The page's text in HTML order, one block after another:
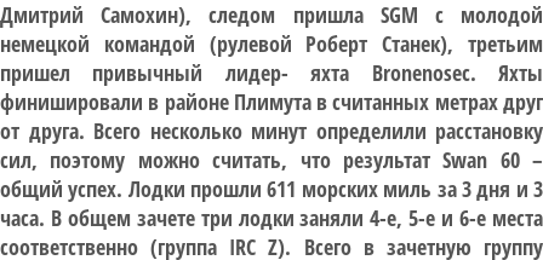
Дмитрий Самохин), следом пришла SGM c молодой
немецкой командой (рулевой Роберт Станек), третьим
пришел привычный лидер- яхта Bronenosec. Яхты
финишировали в районе Плимута в считанных метрах друг
от друга. Всего несколько минут определили расстановку
сил, поэтому можно считать, что результат Swan 60 –
общий успех. Лодки прошли 611 морских миль за 3 дня и 3
часа. В общем зачете три лодки заняли 4-е, 5-е и 6-е места
соответственно (группа IRC Z). Всего в зачетную группу